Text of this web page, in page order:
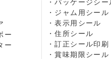
ー
ー
パッケージシー
ジャム用シール
表示用シール
住所シール
訂正シール印刷
賞味期限シール